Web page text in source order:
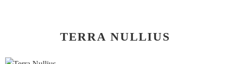
TERRA NULLIUS